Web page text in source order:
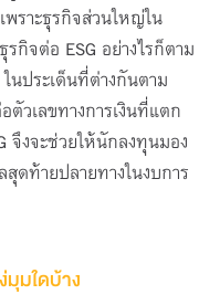
ราะธุรกิจส่วนใหญ่ใน
กิจต่อ ESG อย่างไรก็ตาม
นประเด็นที่ต่างกันตาม
วเลขทางการเงินที่แตก
จึงจะช่วยให้นักลงทุนมอง
ดท้ายปลายทางในงบการ
มุมใดบ้าง